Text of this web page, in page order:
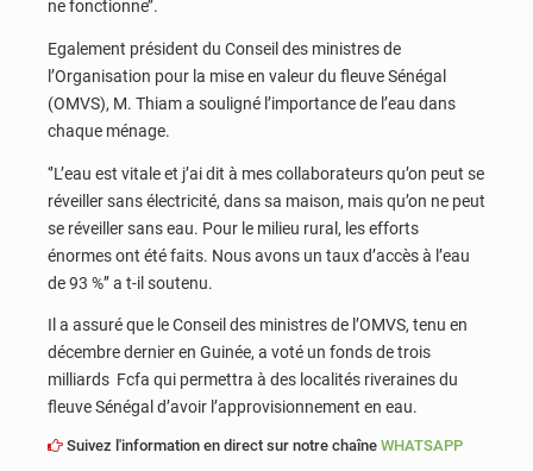
ne fonctionne’’.
Egalement président du Conseil des ministres de
l’Organisation pour la mise en valeur du fleuve Sénégal
(OMVS), M. Thiam a souligné l’importance de l’eau dans
chaque ménage.
‘’L’eau est vitale et j’ai dit à mes collaborateurs qu’on peut se
réveiller sans électricité, dans sa maison, mais qu’on ne peut
se réveiller sans eau. Pour le milieu rural, les efforts
énormes ont été faits. Nous avons un taux d’accès à l’eau
de 93 %’’ a t-il soutenu.
Il a assuré que le Conseil des ministres de l’OMVS, tenu en
décembre dernier en Guinée, a voté un fonds de trois
milliards Fcfa qui permettra à des localités riveraines du
fleuve Sénégal d’avoir l’approvisionnement en eau.
Suivez l'information en direct sur notre chaîne WHATSAPP